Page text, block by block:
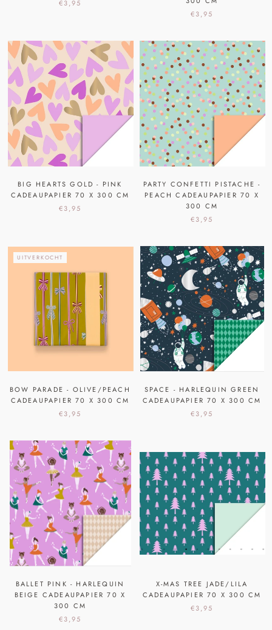
€3,95
€3,95
BIG HEARTS GOLD - PINK
CADEAUPAPIER 70 X 300 CM
€3,95
PARTY CONFETTI PISTACHE -
PEACH CADEAUPAPIER 70 X
300 CM
€3,95
UITVERKOCHT
BOW PARADE - OLIVE/PEACH
CADEAUPAPIER 70 X 300 CM
€3,95
SPACE - HARLEQUIN GREEN
CADEAUPAPIER 70 X 300 CM
€3,95
BALLET PINK - HARLEQUIN
BEIGE CADEAUPAPIER 70 X
300 CM
€3,95
X-MAS TREE JADE/LILA
CADEAUPAPIER 70 X 300 CM
€3,95